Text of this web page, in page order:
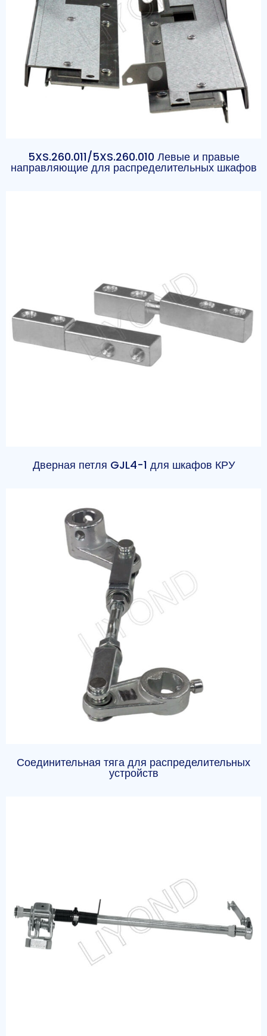
5XS.260.011/5XS.260.010 Левые и правые
направляющие для распределительных шкафов
Дверная петля GJL4-1 для шкафов КРУ
Соединительная тяга для распределительных
устройств